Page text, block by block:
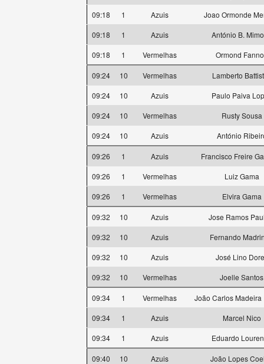
09:18
1 Azuis
Joao Ormonde
09:18
1 Azuis
António B.
09:18
1 Vermelhas Ormond
09:24 10 Vermelhas
Lamberto
09:24
10 Azuis
Paulo Paiva
09:24
10 Vermelhas
Rusty Sousa
09:24
10 Azuis António
09:26 1 Azuis
Francisco Freire
09:26
1 Vermelhas
Luiz Gama
09:26
1 Vermelhas Elvira Gama
09:32 10 Azuis
Jose Ramos
09:32
10 Azuis
Fernando
09:32
10 Azuis
José Lino
09:32
10 Vermelhas Joelle Santos
09:34 1 Vermelhas
João Carlos Madeira
09:34
1 Azuis
Marcel Nico
09:34
1 Azuis Eduardo
09:40 10 Azuis
João Lopes